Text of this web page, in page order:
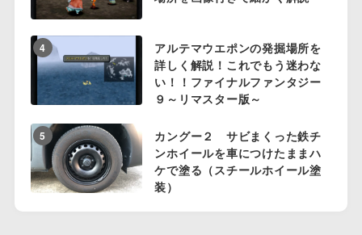
4
アルテマウエポンの発掘場所を
詳しく解説！これでもう迷わな
い！！ファイナルファンタジー
９～リマスター版～
5
カングー２ サビまくった鉄チ
ンホイールを車につけたままハ
ケで塗る（スチールホイール塗
装）